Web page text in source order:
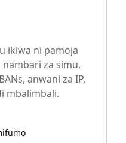
ikiwa ni pamoja
za simu,
anwani za IP,
mbalimbali.